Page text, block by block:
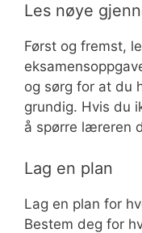
Les nøye
Først og fremst,
og sørg for at du
grundig. Hvis du
å spørre læreren
Lag en plan
Lag en plan for
Bestem deg for